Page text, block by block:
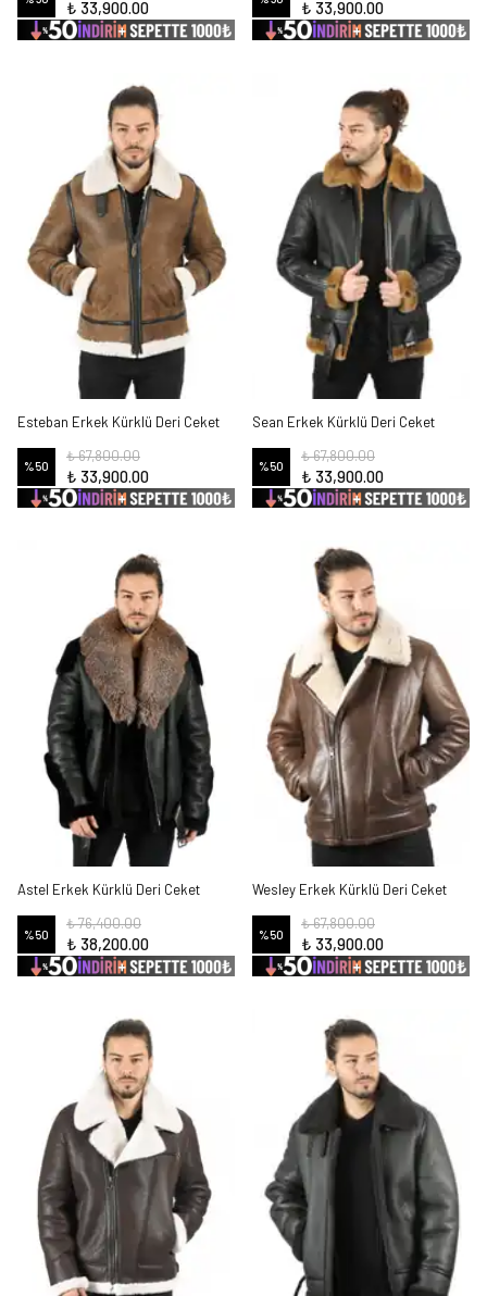
₺ 33,900.00 ₺ 33,900.00
Esteban Erkek Kürklü Deri Ceket
%50
₺ 67,800.00
₺ 33,900.00
Sean Erkek Kürklü Deri Ceket
%50
₺ 67,800.00
₺ 33,900.00
Astel Erkek Kürklü Deri Ceket
%50
₺ 76,400.00
₺ 38,200.00
Wesley Erkek Kürklü Deri Ceket
%50
₺ 67,800.00
₺ 33,900.00